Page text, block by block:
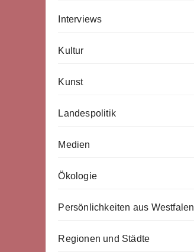
Interviews
Kultur
Kunst
Landespolitik
Medien
Ökologie
Persönlichkeiten aus Westfalen
Regionen und Städte